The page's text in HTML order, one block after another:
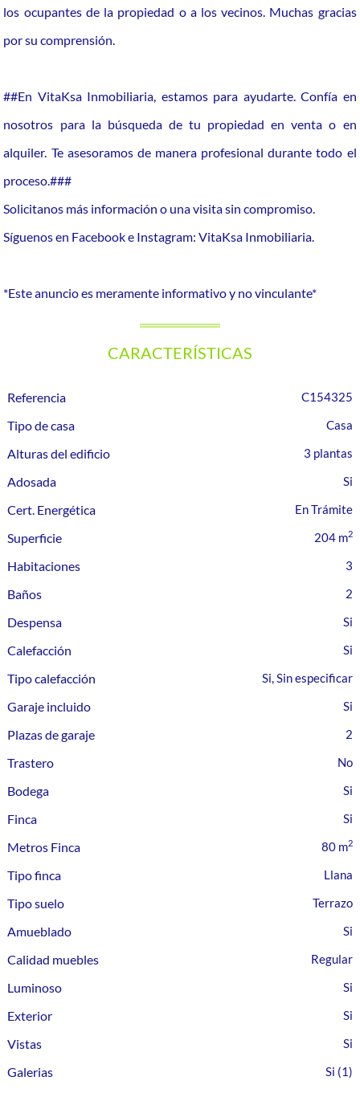
los ocupantes de la propiedad o a los vecinos. Muchas gracias
por su comprensión.
##En VitaKsa Inmobiliaria, estamos para ayudarte. Confía en
nosotros para la búsqueda de tu propiedad en venta o en
alquiler. Te asesoramos de manera profesional durante todo el
proceso.###
Solicitanos más información o una visita sin compromiso.
Síguenos en Facebook e Instagram: VitaKsa Inmobiliaria.
*Este anuncio es meramente informativo y no vinculante*
CARACTERÍSTICAS
Referencia C154325
Tipo de casa Casa
Alturas del edificio 3 plantas
Adosada
Cert. Energética
En Trámite
Superficie 204 m2
Habitaciones 3
Baños 2
Despensa
Calefacción
Tipo calefacción
Si, Sin especificar
Garaje incluido
Plazas de garaje
2
Trastero
Bodega
Finca
Metros Finca
80 m2
Tipo finca Llana
Tipo suelo Terrazo
Amueblado
Calidad muebles
Regular
Luminoso
Exterior
Vistas
Galerias
(1)